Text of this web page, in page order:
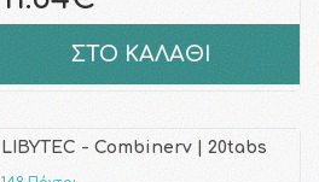
ΣΤΟ ΚΑΛΑΘΙ
LIBYTEC - Combinerv | 20tabs